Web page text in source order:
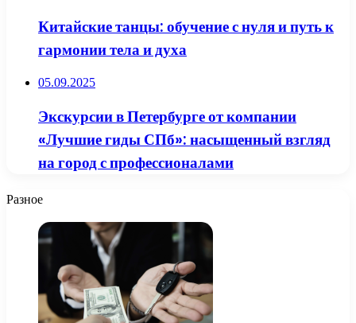
Китайские танцы: обучение с нуля и путь к
гармонии тела и духа
05.09.2025
Экскурсии в Петербурге от компании
«Лучшие гиды СПб»: насыщенный взгляд
на город с профессионалами
Разное